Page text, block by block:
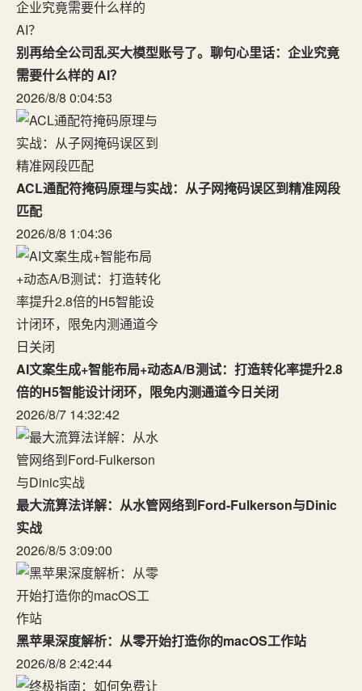
别再给全公司乱买大模型账号了。聊句心里话：企业究竟
需要什么样的 AI？
2026/8/8 0:04:53
ACL通配符掩码原理与实战：从子网掩码误区到精准网段
匹配
2026/8/8 1:04:36
AI文案生成+智能布局+动态A/B测试：打造转化率提升2.8
倍的H5智能设计闭环，限免内测通道今日关闭
2026/8/7 14:32:42
最大流算法详解：从水管网络到Ford-Fulkerson与Dinic
实战
2026/8/5 3:09:00
黑苹果深度解析：从零开始打造你的macOS工作站
2026/8/8 2:42:44